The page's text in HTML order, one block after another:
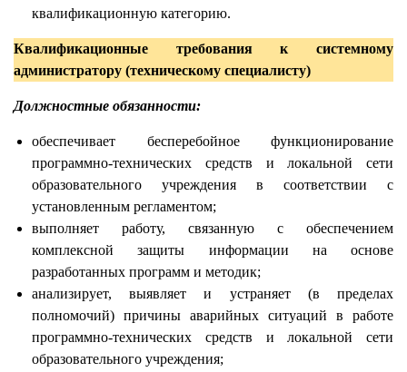
квалификационную категорию.
Квалификационные требования к системному
администратору (техническому специалисту)
Должностные обязанности:
обеспечивает бесперебойное функционирование
программно-технических средств и локальной сети
образовательного учреждения в соответствии с
установленным регламентом;
выполняет работу, связанную с обеспечением
комплексной защиты информации на основе
разработанных программ и методик;
анализирует, выявляет и устраняет (в пределах
полномочий) причины аварийных ситуаций в работе
программно-технических средств и локальной сети
образовательного учреждения;